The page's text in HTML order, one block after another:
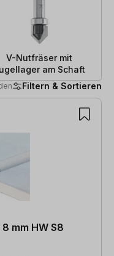
V-Nutfräser mit
am Schaft
Filtern & Sortieren
mm HW S8